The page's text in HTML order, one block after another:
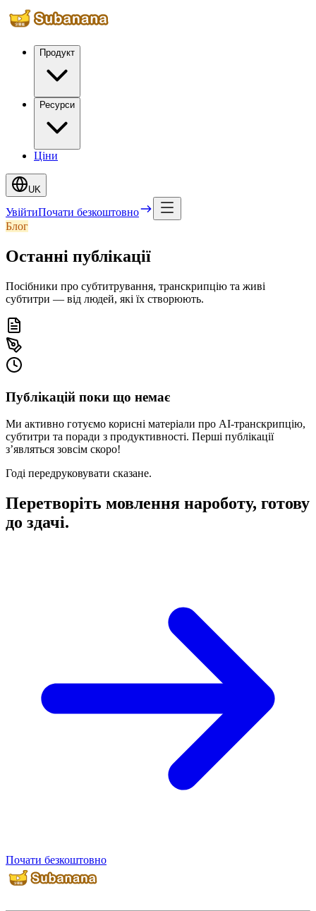
Продукт
Ресурси
Ціни
UK
УвійтиПочати безкоштовно
Блог
Останні публікації
Посібники про субтитрування, транскрипцію та живі
субтитри — від людей, які їх створюють.
Публікацій поки що немає
Ми активно готуємо корисні матеріали про AI‑транскрипцію,
субтитри та поради з продуктивності. Перші публікації
з’являться зовсім скоро!
Годі передруковувати сказане.
Перетворіть мовлення нароботу, готову
до здачі.
Почати безкоштовно